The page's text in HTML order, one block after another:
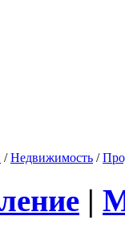
/Недвижимость /
|